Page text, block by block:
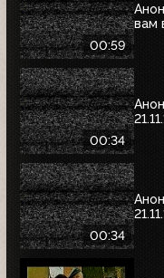
00:59
вам
00:34
00:34